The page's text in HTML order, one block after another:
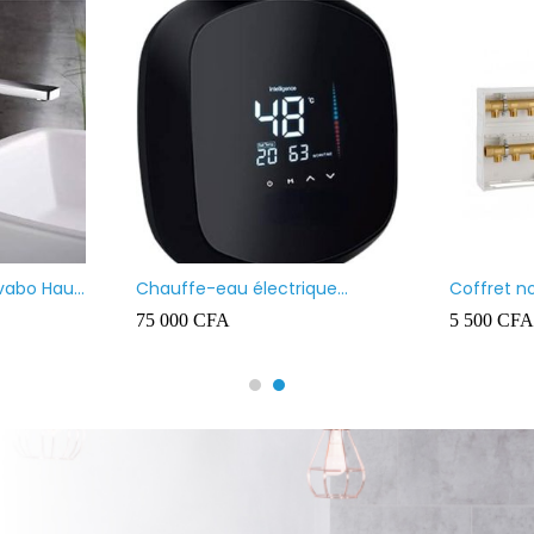
REGARD 40X40
Chauffe-eau marque